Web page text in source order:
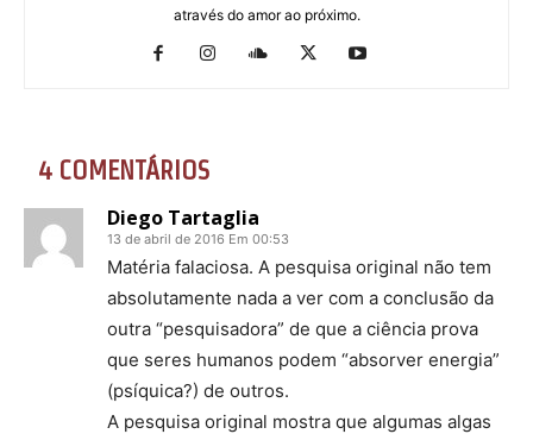
através do amor ao próximo.
4 COMENTÁRIOS
Diego Tartaglia
13 de abril de 2016 Em 00:53
Matéria falaciosa. A pesquisa original não tem
absolutamente nada a ver com a conclusão da
outra “pesquisadora” de que a ciência prova
que seres humanos podem “absorver energia”
(psíquica?) de outros.
A pesquisa original mostra que algumas algas